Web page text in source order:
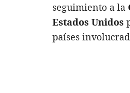
seguimiento a la
Estados Unidos
países